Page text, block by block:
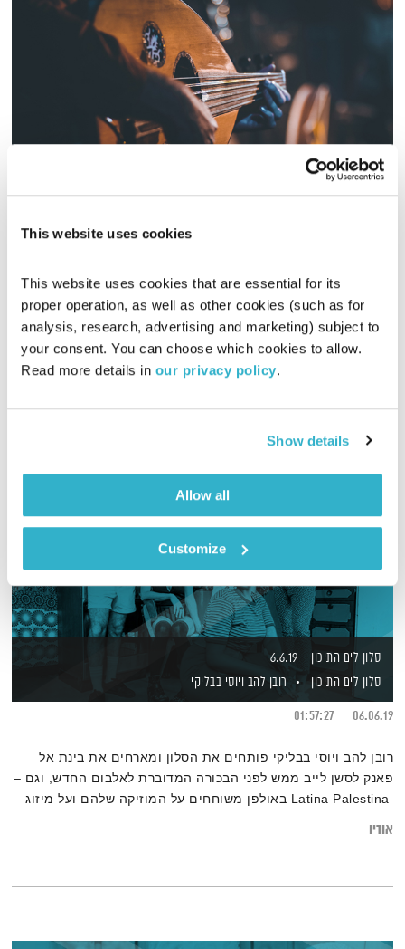
This website uses cookies
This website uses cookies that are essential for its
proper operation, as well as other cookies (such as for
analysis, research, advertising and marketing) subject to
your consent. You can choose which cookies to allow.
Read more details in our privacy policy.
Show details
Allow all
Customize
סלון לים התיכון – 4.7.19
סלון קיץ, מיפו ועד כורדיסטאן: יואל בוטויניק מספר על הרייב הכורדי
בירושלים וואלרי חמאתי בלייב סשן באולפן
סלון לים התיכון – 6.6.19
סלון לים התיכון
רובן להב ויוסי בבליקי
06.06.19
01:57:27
רובן להב ויוסי בבליקי פותחים את הסלון ומארחים את בינת אל
פאנק לסשן לייב ממש לפני הבכורה המדוברת לאלבום החדש, וגם –
Latina Palestina באולפן משוחחים על המוזיקה שלהם ועל מיזוג
אודיו